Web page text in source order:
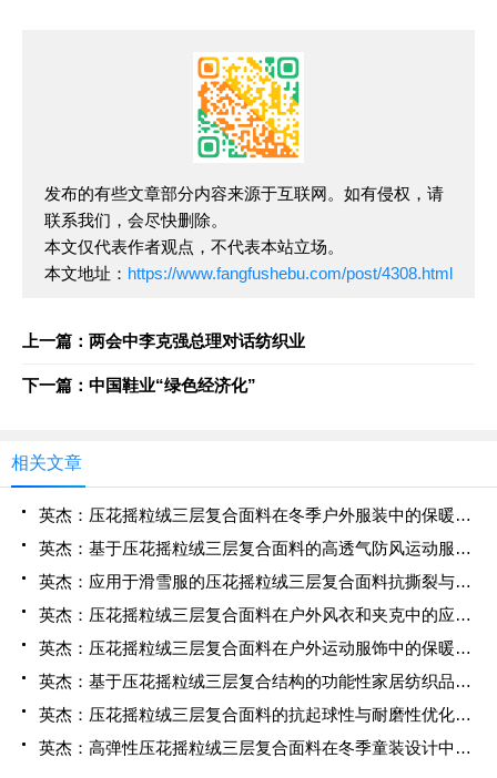
发布的有些文章部分内容来源于互联网。如有侵权，请
联系我们，会尽快删除。
本文仅代表作者观点，不代表本站立场。
本文地址： https://www.fangfushebu.com/post/4308.html
上一篇：两会中李克强总理对话纺织业
下一篇：中国鞋业“绿色经济化”
相关文章
英杰：压花摇粒绒三层复合面料在冬季户外服装中的保暖性能优化研究
英杰：基于压花摇粒绒三层复合面料的高透气防风运动服饰开发
英杰：应用于滑雪服的压花摇粒绒三层复合面料抗撕裂与耐磨性提升技术
英杰：压花摇粒绒三层复合面料在户外风衣和夹克中的应用与性能
英杰：压花摇粒绒三层复合面料在户外运动服饰中的保暖与透气性能研究
英杰：基于压花摇粒绒三层复合结构的功能性家居纺织品开发与应用
英杰：压花摇粒绒三层复合面料的抗起球性与耐磨性优化技术分析
英杰：高弹性压花摇粒绒三层复合面料在冬季童装设计中的应用实践